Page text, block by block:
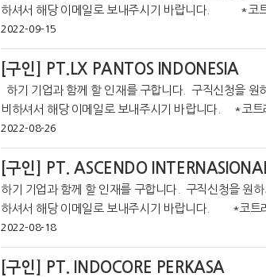
하셔서 해당 이메일로 보내주시기 바랍니다. *코트라 자카르타 K-Move 센터는 온
라인 커뮤니티를 통해 더 많은 취업정보를 제공하고 있
2022-09-15
[구인] PT.LX PANTOS INDONESIA
비하셔서 해당 이메일로 보내주시기 바랍니다. *코트라 자카르타 K-Move 센터는 온
라인 커뮤니티를 통해 더 많은 취업정보를 제공하고
k
2022-08-26
[구인] PT. ASCENDO
하기 기업과 함께 할 인재를 구합니다. 구직신청을 원
하셔서 해당 이메일로 보내주시기 바랍니다. *코트라 자카르타 K-Move 센터는 온
라인 커뮤니티를 통해 더 많은 취업정보를 제공하고
ko
2022-08-18
[구인] PT. INDOCORE PERKASA